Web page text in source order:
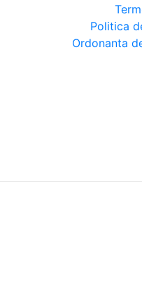
Politica
Ordonanta